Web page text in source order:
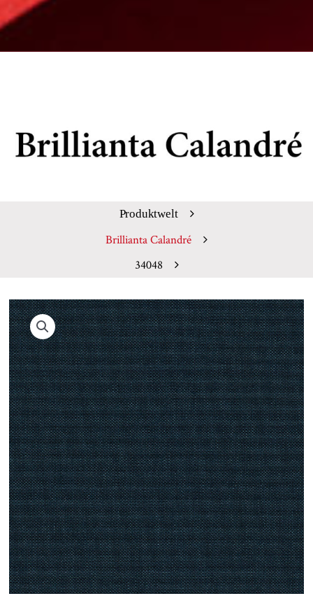
Produktwelt
Brillianta Calandré
34048